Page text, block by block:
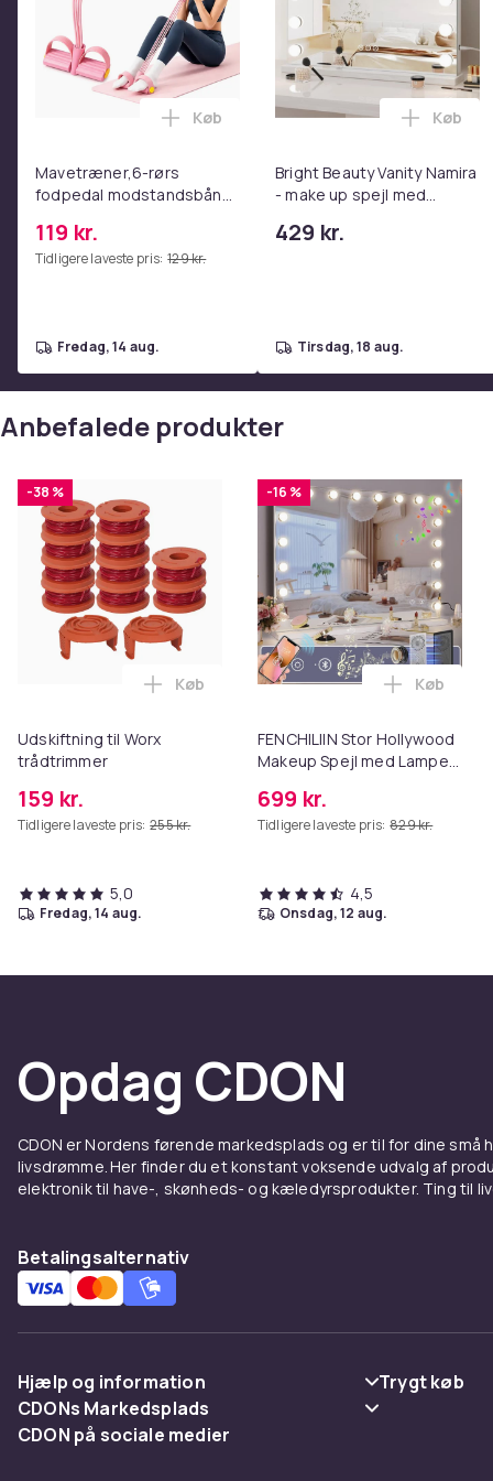
Mavetræner,6-rørs
fodpedal modstandsbånd
yoga og
hjemmetræningscenter
119 kr.
Tidligere laveste pris: 129 kr.
Læg Mavetræner,6-rørs fodpedal
Køb
fredag, 14 aug.
Bright Beauty Vanity Namira
- make up spejl med
- schminke spejl med lys -
429 kr.
Læg
Køb
tirsdag, 18 aug.
Anbefalede produkter
-38 %
Udskiftning til Worx
trådtrimmer
159 kr.
Tidligere laveste pris: 255 kr.
Læg Udskiftning til Worx trådtrimmer i
Køb
5,0
fredag, 14 aug.
-16 %
FENCHILIIN Stor Hollywood
Makeup Spejl med Lamper
Vægbeslag Hvid 80 x 58 cm
699 kr.
Tidligere laveste pris: 829 kr.
Læg
Køb
4,5
onsdag, 12 aug.
Opdag CDON
CDON er Nordens førende markedsplads og er til for dine små
livsdrømme. Her finder du et konstant voksende udvalg af
elektronik til have-, skønheds- og kæledyrsprodukter. Ting til
Betalingsalternativ
Hjælp og information
Ofte stillede spørgsmål
Trygt køb
CDONs Markedsplads
Merchant Help Center
CDON på sociale medier